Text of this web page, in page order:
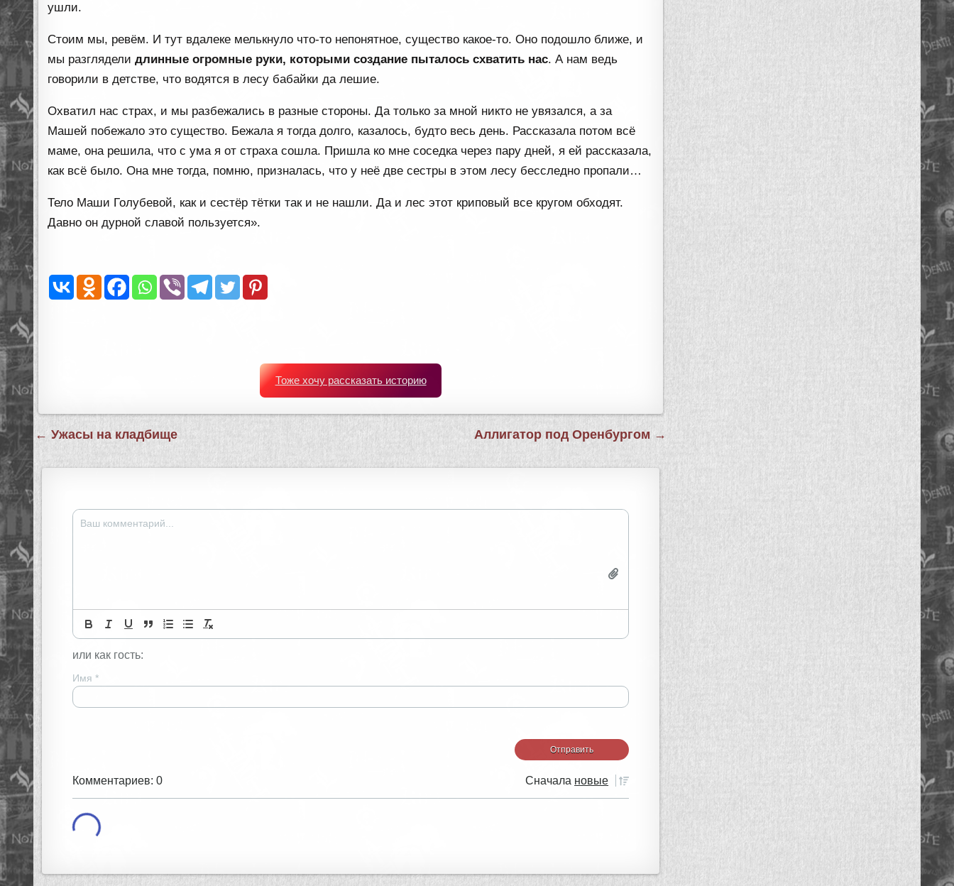
ушли.
Стоим мы, ревём. И тут вдалеке мелькнуло что-то непонятное, существо какое-то. Оно подошло ближе, и
мы разгляделидлинные огромные руки, которыми создание пыталось схватить нас. А нам ведь
говорили в детстве, что водятся в лесу бабайки да лешие.
Охватил нас страх, и мы разбежались в разные стороны. Да только за мной никто не увязался, а за
Машей побежало это существо. Бежала я тогда долго, казалось, будто весь день. Рассказала потом всё
маме, она решила, что с ума я от страха сошла. Пришла ко мне соседка через пару дней, я ей рассказала,
как всё было. Она мне тогда, помню, призналась, что у неё две сестры в этом лесу бесследно пропали…
Тело Маши Голубевой, как и сестёр тётки так и не нашли. Да и лес этот криповый все кругом обходят.
Давно он дурной славой пользуется».
Тоже хочу рассказать историю
Навигация
по
записям
← Ужасы на кладбище Аллигатор под Оренбургом →
или как гость:
Имя *
Комментариев: 0 Сначала новые